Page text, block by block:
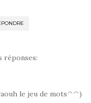
réponses:
le jeu de mots^^)